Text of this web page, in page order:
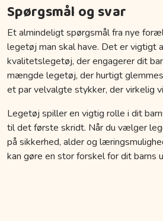
Spørgsmål og svar
Et almindeligt spørgsmål fra nye
legetøj man skal have. Det er vigtigt
kvalitetslegetøj, der engagerer dit
mængde legetøj, der hurtigt
et par velvalgte stykker, der virkelig
Legetøj spiller en vigtig rolle i dit
til det første skridt. Når du vælger
på sikkerhed, alder og
kan gøre en stor forskel for dit barns